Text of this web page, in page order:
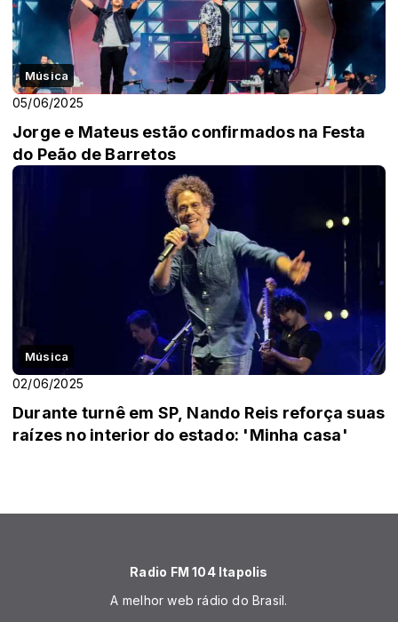
Música
05/06/2025
Jorge e Mateus estão confirmados na Festa
do Peão de Barretos
Música
02/06/2025
Durante turnê em SP, Nando Reis reforça suas
raízes no interior do estado: 'Minha casa'
Radio FM 104 Itapolis
A melhor web rádio do Brasil.